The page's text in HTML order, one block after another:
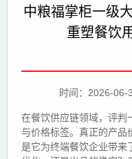
中粮福掌柜一级
重塑餐饮
时间：2026-06-
在餐饮供应链领域，评判
与价格标签。真正的产品
是它为终端餐饮企业带